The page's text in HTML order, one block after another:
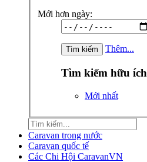
Mới hơn ngày:
Thêm...
Tìm kiếm hữu ích
Mới nhất
Caravan trong nước
Caravan quốc tế
Các Chi Hội CaravanVN